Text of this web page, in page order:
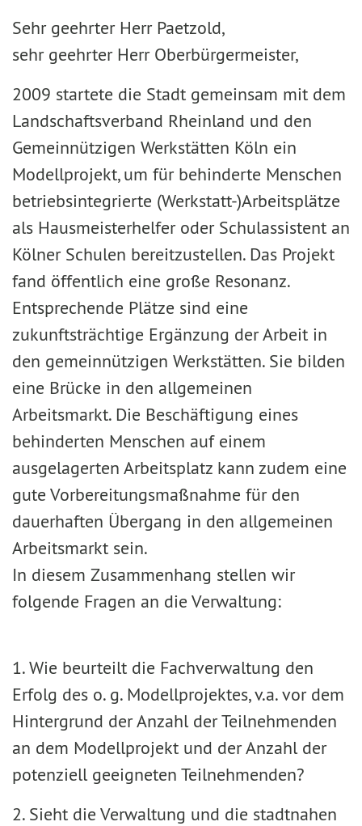
Sehr geehrter Herr Paetzold,
sehr geehrter Herr Oberbürgermeister,
2009 startete die Stadt gemeinsam mit dem
Landschaftsverband Rheinland und den
Gemeinnützigen Werkstätten Köln ein
Modellprojekt, um für behinderte Menschen
betriebsintegrierte (Werkstatt-)Arbeitsplätze
als Hausmeisterhelfer oder Schulassistent an
Kölner Schulen bereitzustellen. Das Projekt
fand öffentlich eine große Resonanz.
Entsprechende Plätze sind eine
zukunftsträchtige Ergänzung der Arbeit in
den gemeinnützigen Werkstätten. Sie bilden
eine Brücke in den allgemeinen
Arbeitsmarkt. Die Beschäftigung eines
behinderten Menschen auf einem
ausgelagerten Arbeitsplatz kann zudem eine
gute Vorbereitungsmaßnahme für den
dauerhaften Übergang in den allgemeinen
Arbeitsmarkt sein.
In diesem Zusammenhang stellen wir
folgende Fragen an die Verwaltung:
1. Wie beurteilt die Fachverwaltung den
Erfolg des o. g. Modellprojektes, v.a. vor dem
Hintergrund der Anzahl der Teilnehmenden
an dem Modellprojekt und der Anzahl der
potenziell geeigneten Teilnehmenden?
2. Sieht die Verwaltung und die stadtnahen